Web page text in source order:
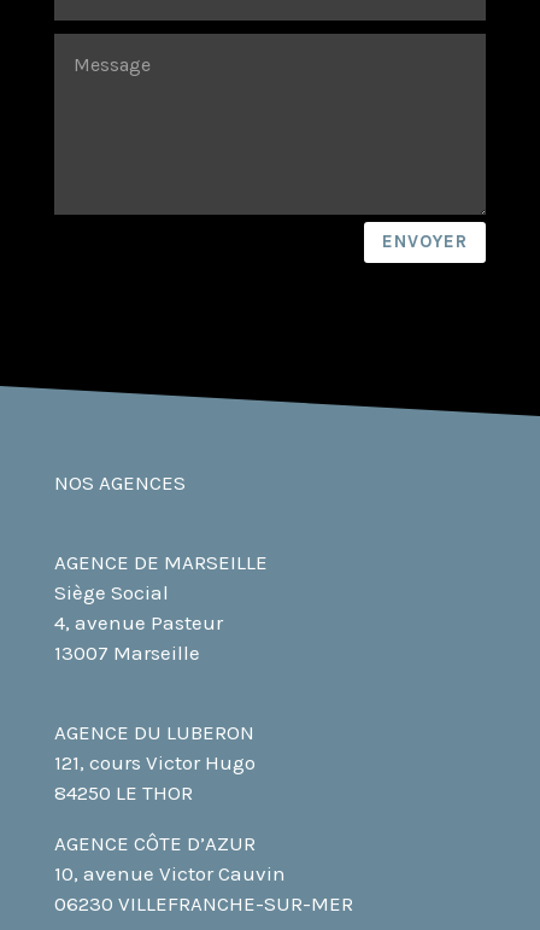
ENVOYER
NOS AGENCES
AGENCE DE MARSEILLE
Siège Social
4, avenue Pasteur
13007 Marseille
AGENCE DU LUBERON
121, cours Victor Hugo
84250 LE THOR
AGENCE CÔTE D’AZUR
10, avenue Victor Cauvin
06230 VILLEFRANCHE-SUR-MER